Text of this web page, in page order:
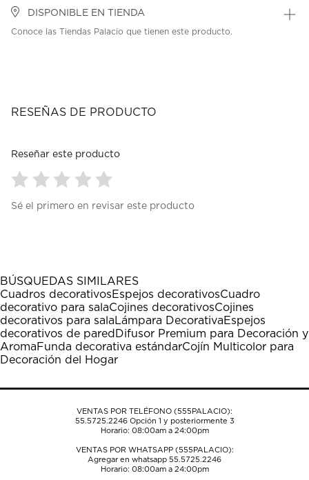
DISPONIBLE EN TIENDA
Conoce las Tiendas Palacio que tienen este producto.
RESEÑAS DE PRODUCTO
Reseñar este producto
para
1
estrella
Esta
acción
abrirá
el
formulario
de
para
estrellas.
Esta
acción
abrirá
el
formulario
de
para
estrellas.
Esta
acción
abrirá
el
formulario
de
para
estrellas.
Esta
acción
abrirá
el
formulario
de
para
estrellas.
Esta
acción
abrirá
el
formulario
de
Sé el primero en revisar este producto
BÚSQUEDAS SIMILARES
Cuadros decorativosEspejos decorativosCuadro
decorativo para salaCojines decorativosCojines
decorativos para sala Lámpara DecorativaEspejos
decorativos de pared Difusor Premium para Decoración y
AromaFunda decorativa estándarCojín Multicolor para
Decoración del Hogar
VENTAS POR TELÉFONO (555PALACIO):
55.5725.2246Opción 1 y posteriormente 3
Horario: 08:00am a 24:00pm
VENTAS POR WHATSAPP (555PALACIO):
Agregar en whatsapp 55.5725.2246
Horario: 08:00am a 24:00pm